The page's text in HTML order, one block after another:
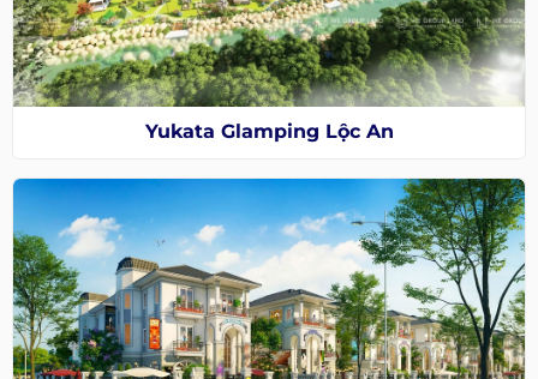
Yukata Glamping Lộc An